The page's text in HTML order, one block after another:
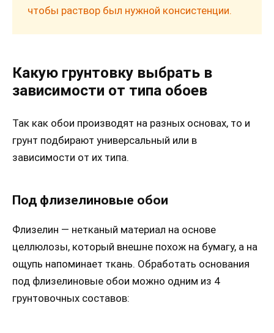
чтобы раствор был нужной консистенции.
Какую грунтовку выбрать в
зависимости от типа обоев
Так как обои производят на разных основах, то и
грунт подбирают универсальный или в
зависимости от их типа.
Под флизелиновые обои
Флизелин — нетканый материал на основе
целлюлозы, который внешне похож на бумагу, а на
ощупь напоминает ткань. Обработать основания
под флизелиновые обои можно одним из 4
грунтовочных составов: